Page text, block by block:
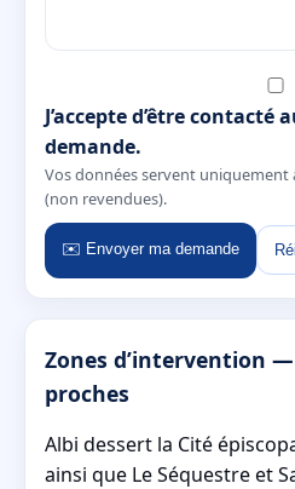
J’accepte d’être contacté
demande.
Vos données servent
(non revendues).
✉️ Envoyer ma demande
Zones d’intervention
proches
Albi dessert la Cité
ainsi que Le Séquestre et